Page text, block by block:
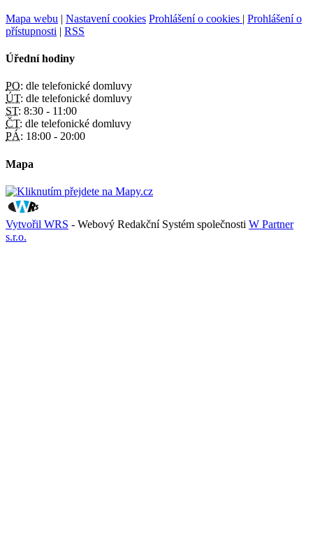
Mapa webu | Nastavení cookies Prohlášení o cookies | Prohlášení o
přístupnosti | RSS
Úřední hodiny
PO: dle telefonické domluvy
ÚT: dle telefonické domluvy
ST: 8:30 - 11:00
ČT: dle telefonické domluvy
PÁ: 18:00 - 20:00
Mapa
Vytvořil WRS - Webový Redakční Systém společnosti W Partner
s.r.o.